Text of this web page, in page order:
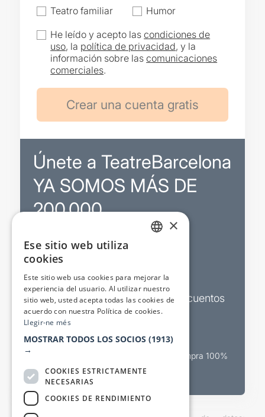
Teatro familiar
Humor
He leído y acepto lascondiciones de
uso, la política de privacidad, y la
información sobre lascomunicaciones
comerciales.
Únete a TeatreBarcelona
YA SOMOS MÁS DE
200.000
Promociones
Sorteos exclusivos
Boletines de actualidad y descuentos
Valora espectáculos
Canal oficial de venta teatral Compra 100%
segura
×
Ese sitio web utiliza
cookies
Este sitio web usa cookies para mejorar la
experiencia del usuario. Al utilizar nuestro
sitio web, usted acepta todas las cookies de
acuerdo con nuestra Política de cookies.
Llegir-ne més
MOSTRAR TODOS LOS SOCIOS (1913)
→
COOKIES ESTRICTAMENTE
NECESARIAS
COOKIES DE RENDIMIENTO